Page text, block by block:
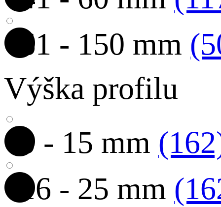
61 - 150 mm
Výška profilu
0 - 15 mm
16 - 25 mm